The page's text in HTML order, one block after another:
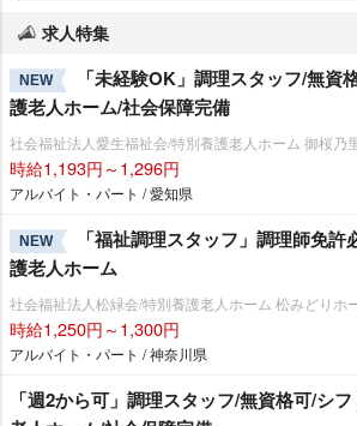
求人特集
NEW
「未経験OK」調理スタッフ/無資
護老人ホーム/社会保障完備
社会福祉法人愛生福祉会/特別養護老人ホーム 御桜乃
時給1,193円～1,296円
アルバイト・パート / 愛知県
NEW
「福祉調理スタッフ」調理師免
護老人ホーム
社会福祉法人松緑会/特別養護老人ホーム 松みどりホ
時給1,250円～1,300円
アルバイト・パート / 神奈川県
「週2から可」調理スタッフ/無資格可/シ